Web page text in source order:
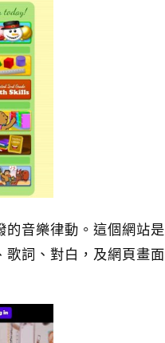
的音樂律動。這個網站是
詞、對白，及網頁畫面